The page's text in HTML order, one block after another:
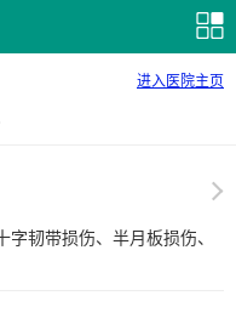
进入医院主页
韧带损伤、半月板损伤、